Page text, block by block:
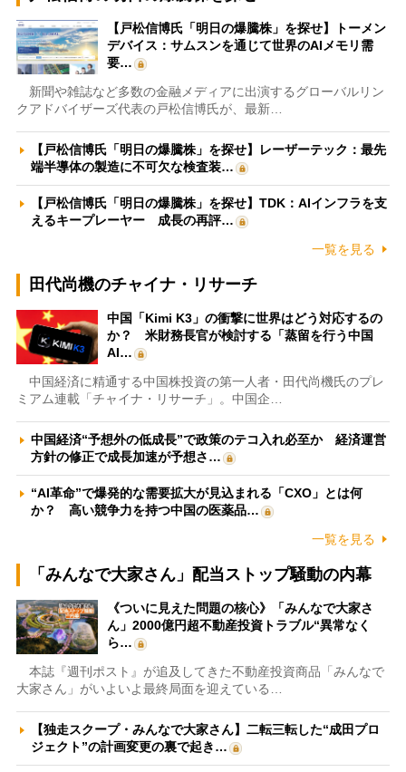
【戸松信博氏「明日の爆騰株」を探せ】トーメン
デバイス：サムスンを通じて世界のAIメモリ需
要…
新聞や雑誌など多数の金融メディアに出演するグローバルリン
クアドバイザーズ代表の戸松信博氏が、最新…
【戸松信博氏「明日の爆騰株」を探せ】レーザーテック：最先
端半導体の製造に不可欠な検査装…
【戸松信博氏「明日の爆騰株」を探せ】TDK：AIインフラを支
えるキープレーヤー 成長の再評…
一覧を見る
田代尚機のチャイナ・リサーチ
中国「Kimi K3」の衝撃に世界はどう対応するの
か？ 米財務長官が検討する「蒸留を行う中国
AI…
中国経済に精通する中国株投資の第一人者・田代尚機氏のプレ
ミアム連載「チャイナ・リサーチ」。中国企…
中国経済“予想外の低成長”で政策のテコ入れ必至か 経済運営
方針の修正で成長加速が予想さ…
“AI革命”で爆発的な需要拡大が見込まれる「CXO」とは何
か？ 高い競争力を持つ中国の医薬品…
一覧を見る
「みんなで大家さん」配当ストップ騒動の内幕
《ついに見えた問題の核心》「みんなで大家さ
ん」2000億円超不動産投資トラブル“異常なく
ら…
本誌『週刊ポスト』が追及してきた不動産投資商品「みんなで
大家さん」がいよいよ最終局面を迎えている…
【独走スクープ・みんなで大家さん】二転三転した“成田プロ
ジェクト”の計画変更の裏で起き…